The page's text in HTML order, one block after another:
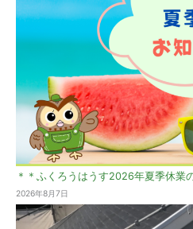
＊＊ふくろうはうす2026年夏季休業
2026年8月7日